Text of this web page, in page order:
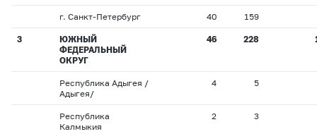
г. Санкт-Петербург 40 159
3
ЮЖНЫЙ
ФЕДЕРАЛЬНЫЙ
ОКРУГ
46 228
Республика Адыгея /
Адыгея/
4 5
Республика
Калмыкия
2 3